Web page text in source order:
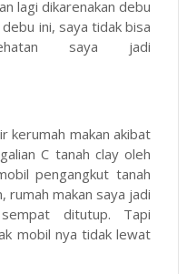
lagi dikarenakan debu
ini, saya tidak bisa
saya jadi
kerumah makan akibat
C tanah clay oleh
pengangkut tanah
rumah makan saya jadi
ditutup. Tapi
mobil nya tidak lewat